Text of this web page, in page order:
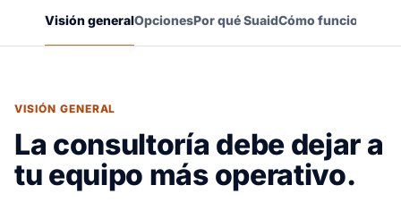
Visión generalOpcionesPor qué SuaidCómo funciona
VISIÓN GENERAL
La consultoría debe dejar a
tu equipo más operativo.